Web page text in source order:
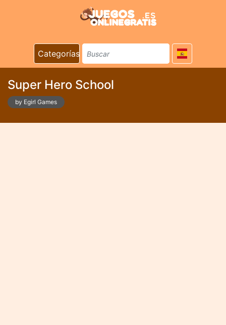
Categorías
Super Hero School
by Egirl Games